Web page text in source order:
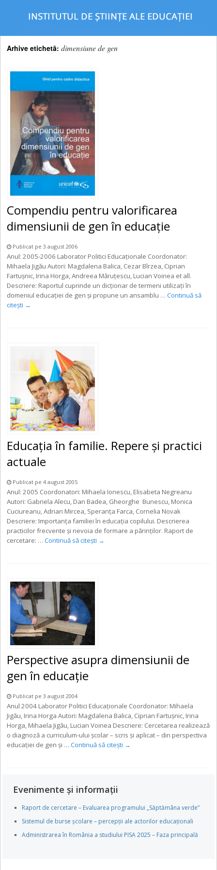
Arhive etichetă:dimensiune de gen
Compendiu pentru valorificarea
dimensiunii de gen în educaţie
Publicat pe 3 august 2006
Anul: 2005-2006 Laborator Politici Educaţionale Coordonator:
Mihaela Jigău Autori: Magdalena Balica, Cezar Bîrzea, Ciprian
Fartuşnic, Irina Horga, Andreea Măruţescu, Lucian Voinea et all.
Descriere: Raportul cuprinde un dicţionar de termeni utilizaţi în
domeniul educaţiei de gen şi propune un ansamblu …Continuă să
citești →
Educația în familie. Repere și practici
actuale
Publicat pe 4 august 2005
Anul: 2005 Coordonatori: Mihaela Ionescu, Elisabeta Negreanu
Autori: Gabriela Alecu, Dan Badea, Gheorghe Bunescu, Monica
Cuciureanu, Adrian Mircea, Speranța Farca, Cornelia Novak
Descriere: Importanța familiei în educația copilului. Descrierea
practicilor frecvente și nevoia de formare a părinților. Raport de
cercetare: …Continuă să citești →
Perspective asupra dimensiunii de
gen în educaţie
Publicat pe 3 august 2004
Anul 2004 Laborator Politici Educaţionale Coordonator: Mihaela
Jigău, Irina Horga Autori: Magdalena Balica, Ciprian Fartuşnic, Irina
Horga, Mihaela Jigău, Lucian Voinea Descriere: Cercetarea realizează
o diagnoză a curriculum-ului şcolar – scris şi aplicat – din perspectiva
educaţiei de gen şi …Continuă să citești →
Evenimente și informații
Raport de cercetare – Evaluarea programului „Săptămâna verde”
Sistemul de burse școlare – percepții ale actorilor educaționali
Administrarea în România a studiului PISA 2025 – Faza principală